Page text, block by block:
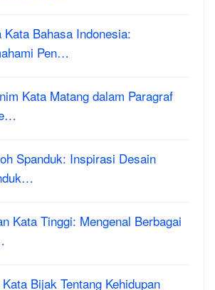
Kata Bahasa Indonesia:
Pen…
Kata Matang dalam Paragraf
Spanduk: Inspirasi Desain
Kata Tinggi: Mengenal Berbagai
Bijak Tentang Kehidupan